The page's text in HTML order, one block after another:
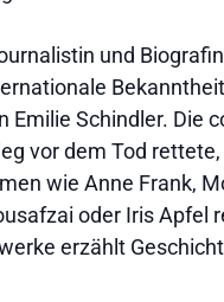
und
Schindler. Die
vor dem Tod
wie Anne Frank,
oder Iris Apfel
erzählt